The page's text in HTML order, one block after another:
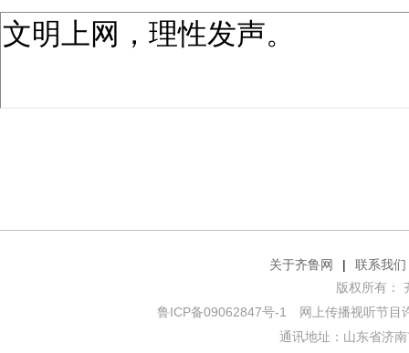
关于齐鲁网 |
联系我们
版权所有：
鲁ICP备09062847号-1
网上传播视听节目
通讯地址：山东省济